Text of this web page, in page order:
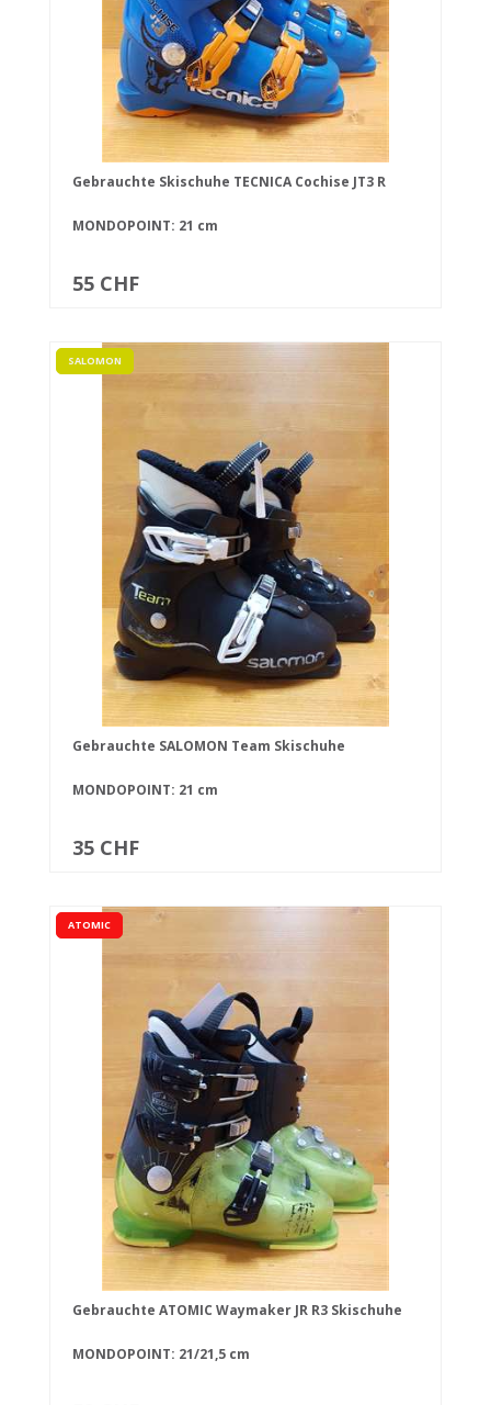
Gebrauchte Skischuhe TECNICA Cochise JT3 R
MONDOPOINT: 21 cm
55 CHF
SALOMON
Gebrauchte SALOMON Team Skischuhe
MONDOPOINT: 21 cm
35 CHF
ATOMIC
Gebrauchte ATOMIC Waymaker JR R3 Skischuhe
MONDOPOINT: 21/21,5 cm